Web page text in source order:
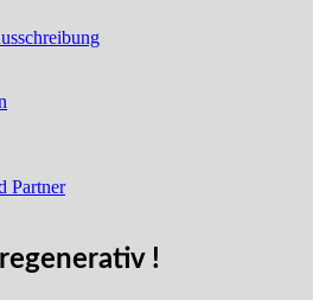
Partner
!